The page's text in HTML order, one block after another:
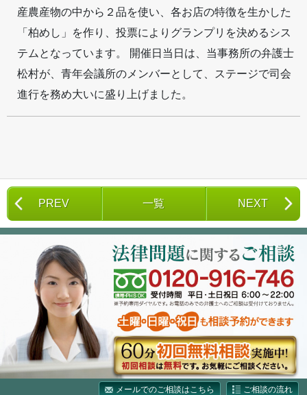
産農産物の中から２品を使い、各お店の特徴を生かした
「柏めし」を作り、投票によりグランプリを決めるシス
テムとなっています。 開催日当日は、当事務所の弁護士
松村が、青年会議所のメンバーとして、ステージで司会
進行を務め大いに盛り上げました。
PREV 一覧 NEXT
メールでのご相談はこちら ご相談の流れ